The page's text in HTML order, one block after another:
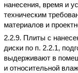
нанесения, время и
техническим
материалов и
2.2.9. Плиты с
диски по п. 2.2.1,
выдерживают в
и относительной